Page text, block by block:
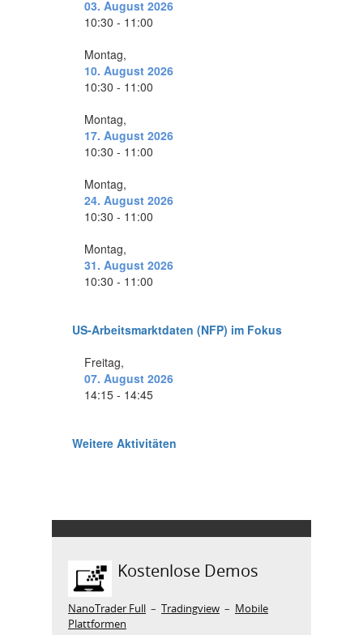
Kostenlose Demos
NanoTrader Full – Tradingview – Mobile
Plattformen